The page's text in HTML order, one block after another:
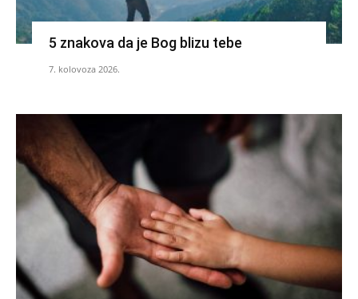
5 znakova da je Bog blizu tebe
7. kolovoza 2026.